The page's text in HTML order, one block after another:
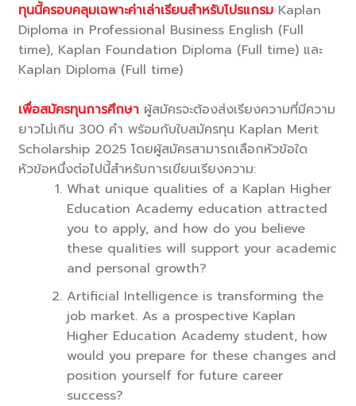
ทุนนี้ครอบคลุมเฉพาะค่าเล่าเรียนสำหรับโปรแกรม Kaplan
Diploma in Professional Business English (Full
time), Kaplan Foundation Diploma (Full time) และ
Kaplan Diploma (Full time)
เพื่อสมัครทุนการศึกษา ผู้สมัครจะต้องส่งเรียงความที่มีความ
ยาวไม่เกิน 300 คำ พร้อมกับใบสมัครทุน Kaplan Merit
Scholarship 2025 โดยผู้สมัครสามารถเลือกหัวข้อใด
หัวข้อหนึ่งต่อไปนี้สำหรับการเขียนเรียงความ:
What unique qualities of a Kaplan Higher
Education Academy education attracted
you to apply, and how do you believe
these qualities will support your academic
and personal growth?
Artificial Intelligence is transforming the
job market. As a prospective Kaplan
Higher Education Academy student, how
would you prepare for these changes and
position yourself for future career
success?